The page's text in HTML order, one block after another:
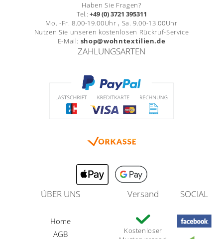
Haben Sie Fragen?
Tel.: +49 (0) 3721 395311
Mo. -Fr. 8.00-19.00Uhr , Sa. 9.00-13.00Uhr
Nutzen Sie unseren kostenlosen Rückruf-Service
E-Mail: shop@wohntextilien.de
ZAHLUNGSARTEN
ÜBER UNS
Home
AGB
Versand
Kostenloser
SOCIAL